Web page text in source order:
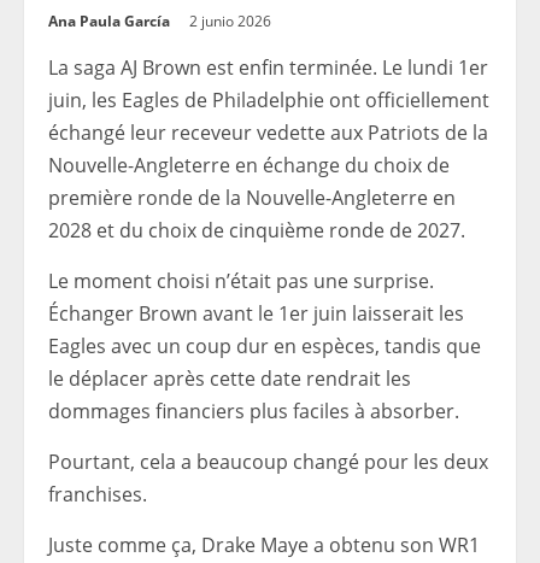
Ana Paula García 2 junio 2026
La saga AJ Brown est enfin terminée. Le lundi 1er
juin, les Eagles de Philadelphie ont officiellement
échangé leur receveur vedette aux Patriots de la
Nouvelle-Angleterre en échange du choix de
première ronde de la Nouvelle-Angleterre en
2028 et du choix de cinquième ronde de 2027.
Le moment choisi n’était pas une surprise.
Échanger Brown avant le 1er juin laisserait les
Eagles avec un coup dur en espèces, tandis que
le déplacer après cette date rendrait les
dommages financiers plus faciles à absorber.
Pourtant, cela a beaucoup changé pour les deux
franchises.
Juste comme ça, Drake Maye a obtenu son WR1